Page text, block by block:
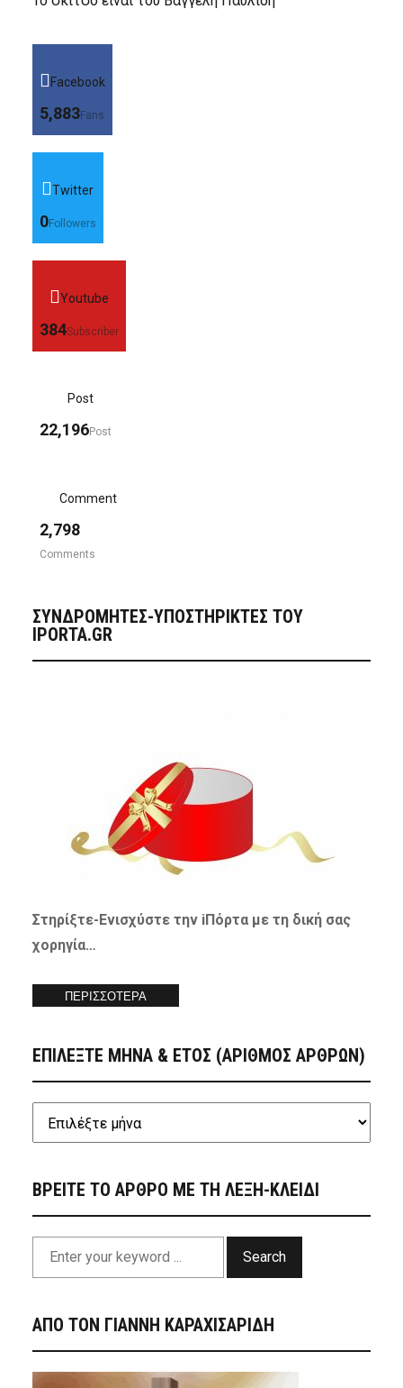
Facebook
5,883Fans
Twitter
0Followers
Youtube
384Subscriber
Post
22,196Post
Comment
2,798
Comments
ΣΥΝΔΡΟΜΗΤΈΣ-ΥΠΟΣΤΗΡΙΚΤΈΣ ΤΟΥ
IPORTA.GR
Στηρίξτε-Ενισχύστετην iΠόρτα με τη δική σας
χορηγία…
ΠΕΡΙΣΣΟΤΕΡΑ
ΕΠΙΛΕΞΤΕ ΜΗΝΑ & ΕΤΟΣ (ΑΡΙΘΜΟΣ ΑΡΘΡΩΝ)
ΒΡΕΙΤΕ ΤΟ ΑΡΘΡΟ ΜΕ ΤΗ ΛΕΞΗ-ΚΛΕΙΔΙ
Search
ΑΠΟ ΤΟΝ ΓΙΑΝΝΗ ΚΑΡΑΧΙΣΑΡΙΔΗ